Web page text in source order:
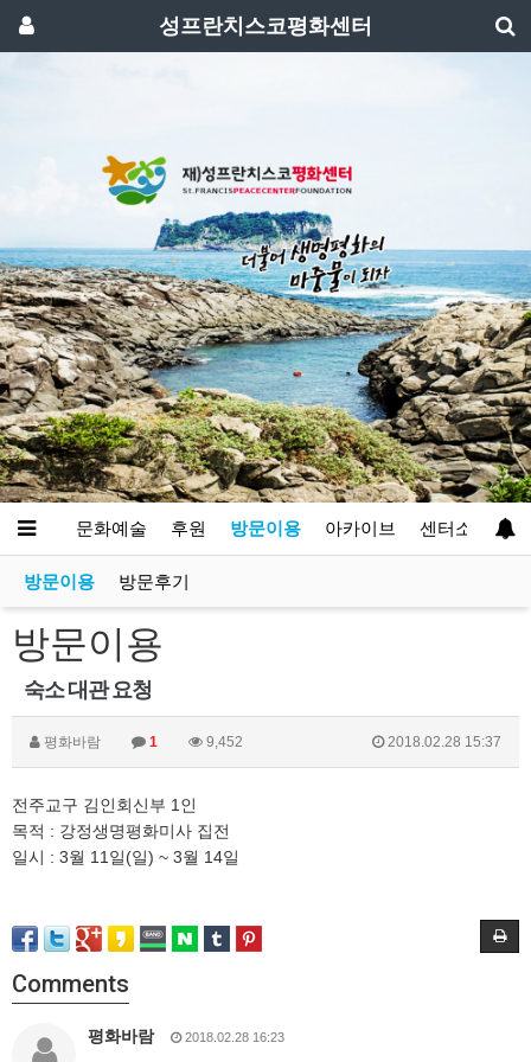
성프란치스코평화센터
영성 문화예술 후원 방문이용 아카이브 센터소개
방문이용 방문후기
방문이용
숙소 대관 요청
평화바람 1 9,452 2018.02.28 15:37
전주교구 김인회신부 1인
목적 : 강정생명평화미사 집전
일시 : 3월 11일(일) ~ 3월 14일
Comments
평화바람 2018.02.28 16:23